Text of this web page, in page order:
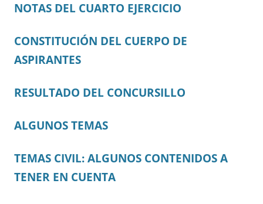
NOTAS DEL CUARTO EJERCICIO
CONSTITUCIÓN DEL CUERPO DE
ASPIRANTES
RESULTADO DEL CONCURSILLO
ALGUNOS TEMAS
TEMAS CIVIL: ALGUNOS CONTENIDOS A
TENER EN CUENTA